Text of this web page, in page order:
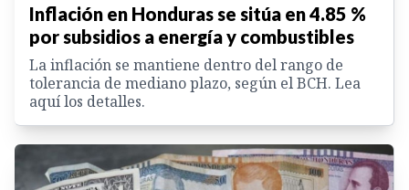
Inflación en Honduras se sitúa en 4.85 %
por subsidios a energía y combustibles
La inflación se mantiene dentro del rango de
tolerancia de mediano plazo, según el BCH. Lea
aquí los detalles.